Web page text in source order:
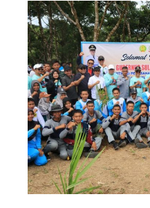
Copyright
2026
Waspada